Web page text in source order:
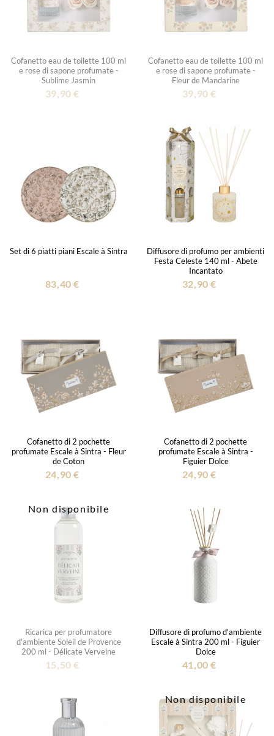
Cofanetto eau de toilette 100 ml
e rose di sapone profumate -
Sublime Jasmin
39,90 €
Cofanetto eau de toilette 100 ml
e rose di sapone profumate -
Fleur de Mandarine
39,90 €
Set di 6 piatti piani Escale à Sintra
83,40 €
Diffusore di profumo per ambienti
Festa Celeste 140 ml - Abete
Incantato
32,90 €
Cofanetto di 2 pochette
profumate Escale à Sintra - Fleur
de Coton
24,90 €
Cofanetto di 2 pochette
profumate Escale à Sintra -
Figuier Dolce
24,90 €
Non disponibile
Ricarica per profumatore
d'ambiente Soleil de Provence
200 ml - Délicate Verveine
15,50 €
Diffusore di profumo d'ambiente
Escale à Sintra 200 ml - Figuier
Dolce
41,00 €
Non disponibile